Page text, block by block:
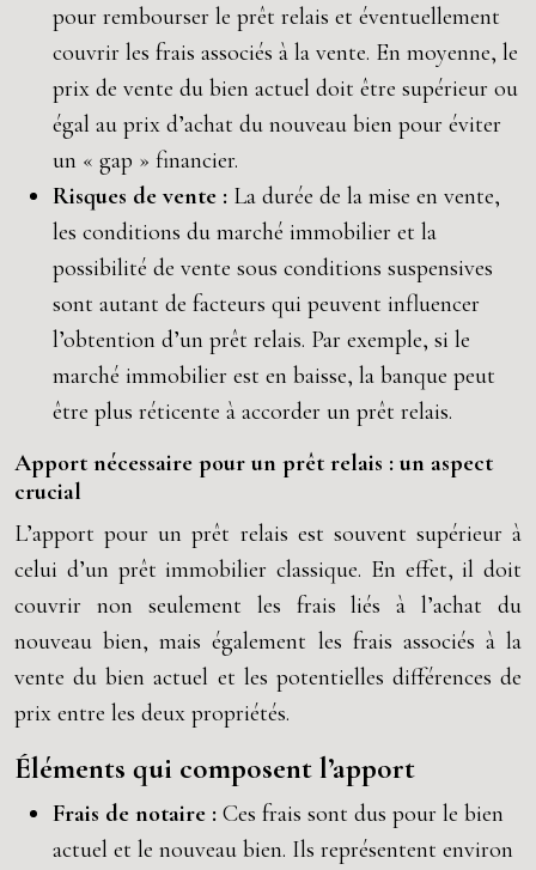
pour rembourser le prêt relais et éventuellement
couvrir les frais associés à la vente. En moyenne, le
prix de vente du bien actuel doit être supérieur ou
égal au prix d’achat du nouveau bien pour éviter
un « gap » financier.
Risques de vente : La durée de la mise en vente,
les conditions du marché immobilier et la
possibilité de vente sous conditions suspensives
sont autant de facteurs qui peuvent influencer
l’obtention d’un prêt relais. Par exemple, si le
marché immobilier est en baisse, la banque peut
être plus réticente à accorder un prêt relais.
Apport nécessaire pour un prêt relais : un aspect
crucial
L’apport pour un prêt relais est souvent supérieur à
celui d’un prêt immobilier classique. En effet, il doit
couvrir non seulement les frais liés à l’achat du
nouveau bien, mais également les frais associés à la
vente du bien actuel et les potentielles différences de
prix entre les deux propriétés.
Éléments qui composent l’apport
Frais de notaire : Ces frais sont dus pour le bien
actuel et le nouveau bien. Ils représentent environ